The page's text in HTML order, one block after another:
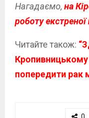
Нагадаємо, на
роботу
Читайте також:
Кропивницькому
попередити рак